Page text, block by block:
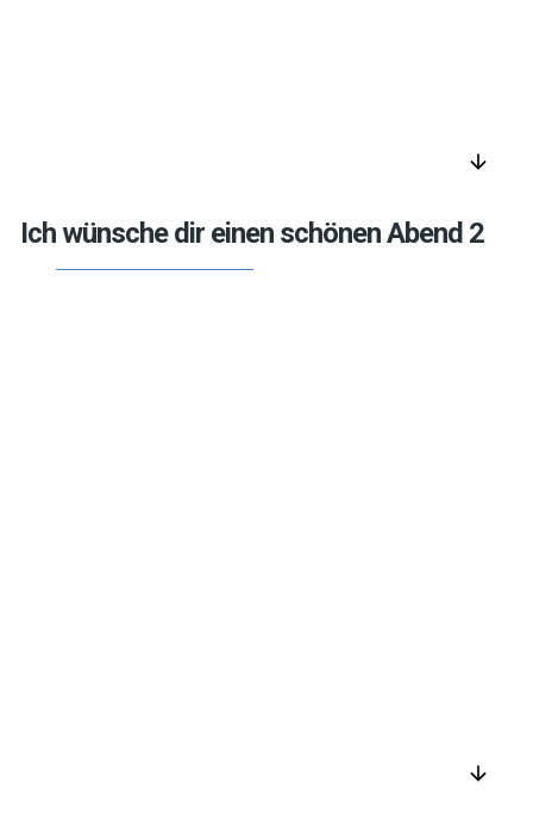
arrow_downward
Ich wünsche dir einen schönen Abend 2
arrow_downward